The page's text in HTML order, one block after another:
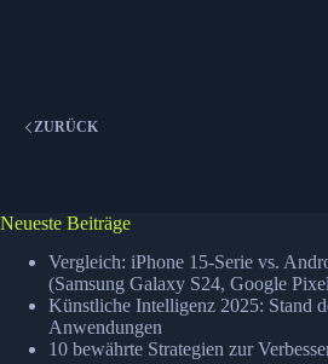
ZURÜCK
Neueste Beiträge
Vergleich: iPhone 15-Serie vs.
(Samsung Galaxy S24, Google
Künstliche Intelligenz 2025: Stand
Anwendungen
10 bewährte Strategien zur